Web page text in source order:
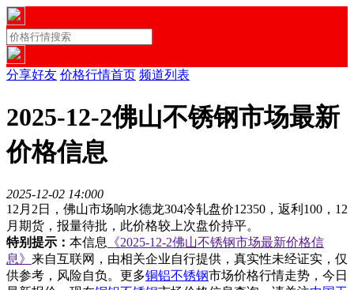
分享好友 价格行情首页 频道列表
2025-12-2佛山不锈钢市场最新
价格信息
2025-12-02 14:000
12月2日，佛山市场响水德龙304冷轧盘价12350，返利100，12
月期货，报量待批，此价格较上次盘价持平。
特别提示： 本信息
《2025-12-2佛山不锈钢市场最新价格信
息》 来自互联网，由相关企业自行提供，真实性未经证实，仅
供参考，风险自负。更多铜铝不锈钢市场价格行情走势，今日